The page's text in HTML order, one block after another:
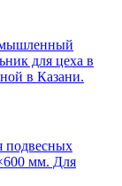
для цеха в
в Казани.
подвесных
мм. Для